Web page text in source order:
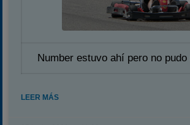
Number estuvo ahí pero no
LEER MÁS